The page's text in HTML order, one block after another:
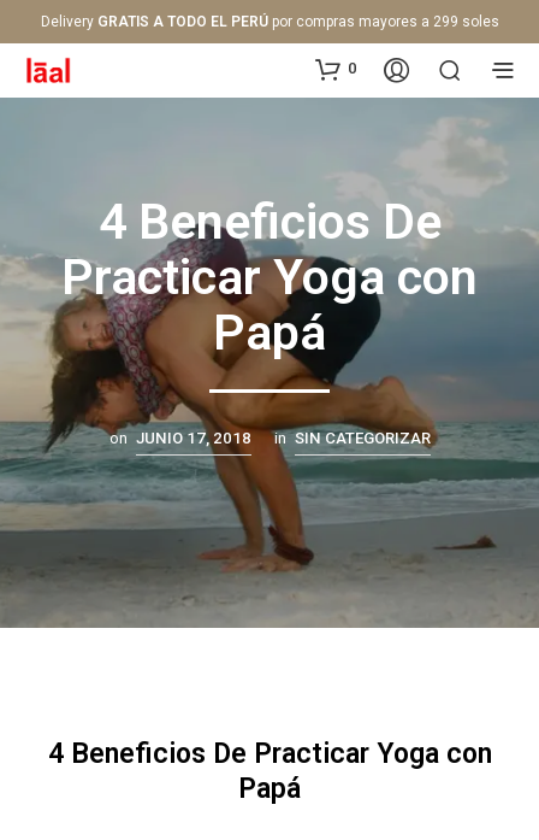
Delivery GRATIS A TODO EL PERÚpor compras mayores a 299 soles
0
4 Beneficios De
Practicar Yoga con
Papá
on JUNIO 17, 2018 in SIN CATEGORIZAR
4 Beneficios De Practicar Yoga con
Papá